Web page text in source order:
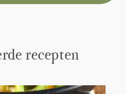
recepten